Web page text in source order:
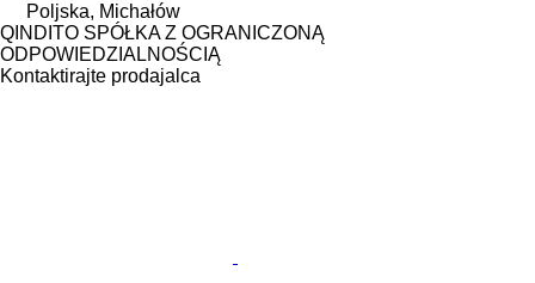
Poljska, Michałów
QINDITO SPÓŁKA Z OGRANICZONĄ
ODPOWIEDZIALNOŚCIĄ
Kontaktirajte prodajalca